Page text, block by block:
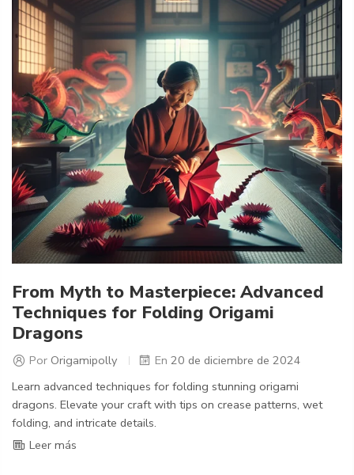
From Myth to Masterpiece: Advanced
Techniques for Folding Origami
Dragons
Por Origamipolly En 20 de diciembre de 2024
Learn advanced techniques for folding stunning origami
dragons. Elevate your craft with tips on crease patterns, wet
folding, and intricate details.
Leer más